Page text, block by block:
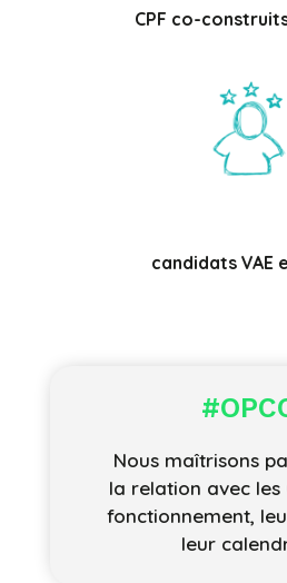
CPF co-
candidats VAE
Nous maîtrisons
la relation avec les
fonctionnement,
leur